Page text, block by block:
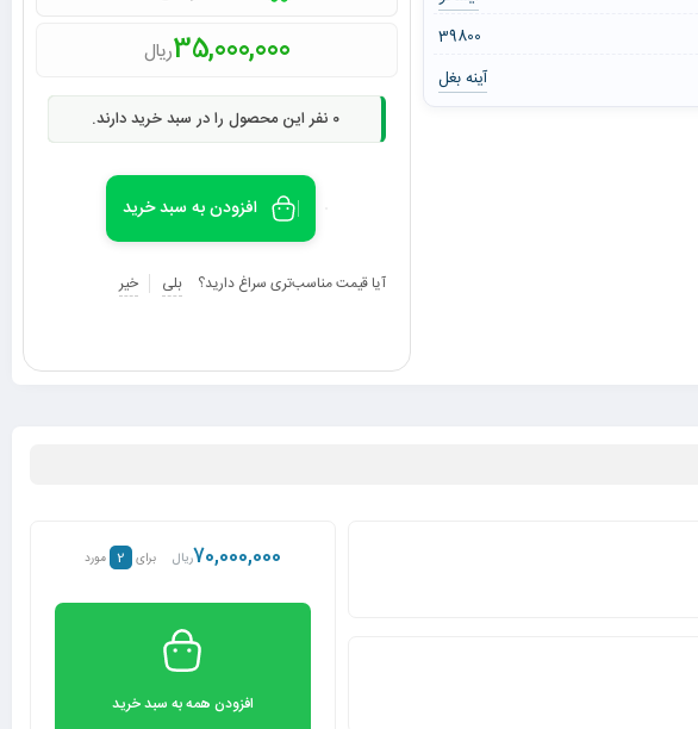
39800
آینه بغل
35,000,000ریال
0 نفر این محصول را در سبد خرید دارند.
افزودن به سبد خرید
آیا قیمت مناسب‌تری سراغ دارید؟ بلی خیر
70,000,000ریال برای 2 مورد
افزودن همه به سبد خرید